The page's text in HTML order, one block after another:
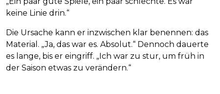
keine Linie drin.“
Die Ursache kann er inzwischen klar benennen: das
Material. „Ja, das war es. Absolut.“ Dennoch dauerte
es lange, bis er eingriff. „Ich war zu stur, um früh in
der Saison etwas zu verändern.“